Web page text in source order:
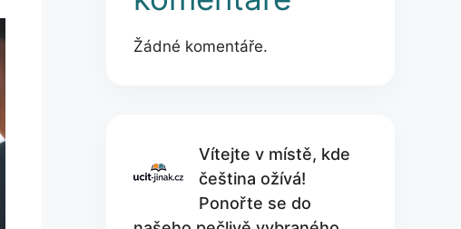
Žádné komentáře.
Vítejte v místě, kde
čeština ožívá!
Ponořte se do